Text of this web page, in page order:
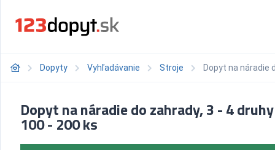
Dopyty Vyhľadávanie Stroje Dopyt na náradie
Dopyt na náradie do zahrady, 3 - 4
100 - 200 ks